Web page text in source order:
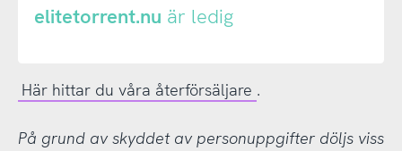
eller
elitetorrent.nu är ledig
Här hittar du våra återförsäljare .
På grund av skyddet av personuppgifter döljs viss